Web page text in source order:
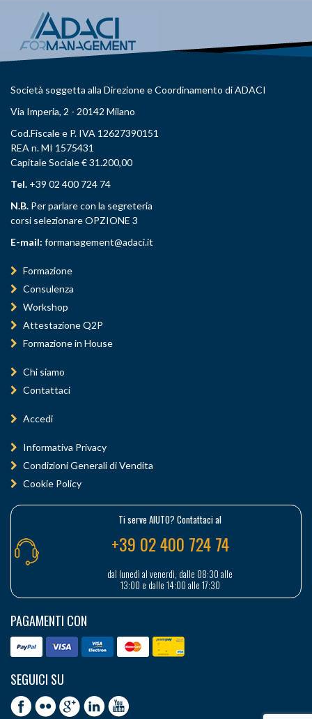
Società soggetta alla Direzione e Coordinamento di ADACI
Via Imperia, 2 - 20142 Milano
Cod.Fiscale e P. IVA 12627390151
REA n. MI 1575431
Capitale Sociale € 31.200,00
Tel. +39 02 400 724 74
N.B. Per parlare con la segreteria
corsi selezionare OPZIONE 3
E-mail: formanagement@adaci.it
Formazione
Consulenza
Workshop
Attestazione Q2P
Formazione in House
Chi siamo
Contattaci
Accedi
Informativa Privacy
Condizioni Generali di Vendita
Cookie Policy
Ti serve AIUTO? Contattaci al
+39 02 400 724 74
dal lunedì al venerdì, dalle 08:30 alle
13:00 e dalle 14:00 alle 17:30
PAGAMENTI CON
SEGUICI SU